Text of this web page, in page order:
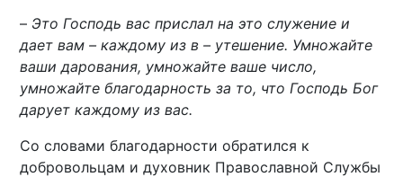
– Это Господь вас прислал на это служение и
дает вам – каждому из в – утешение. Умножайте
ваши дарования, умножайте ваше число,
умножайте благодарность за то, что Господь Бог
дарует каждому из вас.
Со словами благодарности обратился к
добровольцам и духовник Православной Службы